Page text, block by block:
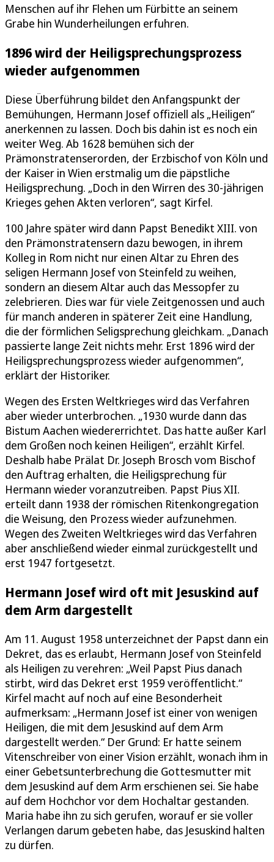
Menschen auf ihr Flehen um Fürbitte an seinem
Grabe hin Wunderheilungen erfuhren.
1896 wird der Heiligsprechungsprozess
wieder aufgenommen
Diese Überführung bildet den Anfangspunkt der
Bemühungen, Hermann Josef offiziell als „Heiligen“
anerkennen zu lassen. Doch bis dahin ist es noch ein
weiter Weg. Ab 1628 bemühen sich der
Prämonstratenserorden, der Erzbischof von Köln und
der Kaiser in Wien erstmalig um die päpstliche
Heiligsprechung. „Doch in den Wirren des 30-jährigen
Krieges gehen Akten verloren“, sagt Kirfel.
100 Jahre später wird dann Papst Benedikt XIII. von
den Prämonstratensern dazu bewogen, in ihrem
Kolleg in Rom nicht nur einen Altar zu Ehren des
seligen Hermann Josef von Steinfeld zu weihen,
sondern an diesem Altar auch das Messopfer zu
zelebrieren. Dies war für viele Zeitgenossen und auch
für manch anderen in späterer Zeit eine Handlung,
die der förmlichen Seligsprechung gleichkam. „Danach
passierte lange Zeit nichts mehr. Erst 1896 wird der
Heiligsprechungsprozess wieder aufgenommen“,
erklärt der Historiker.
Wegen des Ersten Weltkrieges wird das Verfahren
aber wieder unterbrochen. „1930 wurde dann das
Bistum Aachen wiedererrichtet. Das hatte außer Karl
dem Großen noch keinen Heiligen“, erzählt Kirfel.
Deshalb habe Prälat Dr. Joseph Brosch vom Bischof
den Auftrag erhalten, die Heiligsprechung für
Hermann wieder voranzutreiben. Papst Pius XII.
erteilt dann 1938 der römischen Ritenkongregation
die Weisung, den Prozess wieder aufzunehmen.
Wegen des Zweiten Weltkrieges wird das Verfahren
aber anschließend wieder einmal zurückgestellt und
erst 1947 fortgesetzt.
Hermann Josef wird oft mit Jesuskind auf
dem Arm dargestellt
Am 11. August 1958 unterzeichnet der Papst dann ein
Dekret, das es erlaubt, Hermann Josef von Steinfeld
als Heiligen zu verehren: „Weil Papst Pius danach
stirbt, wird das Dekret erst 1959 veröffentlicht.“
Kirfel macht auf noch auf eine Besonderheit
aufmerksam: „Hermann Josef ist einer von wenigen
Heiligen, die mit dem Jesuskind auf dem Arm
dargestellt werden.“ Der Grund: Er hatte seinem
Vitenschreiber von einer Vision erzählt, wonach ihm in
einer Gebetsunterbrechung die Gottesmutter mit
dem Jesuskind auf dem Arm erschienen sei. Sie habe
auf dem Hochchor vor dem Hochaltar gestanden.
Maria habe ihn zu sich gerufen, worauf er sie voller
Verlangen darum gebeten habe, das Jesuskind halten
zu dürfen.